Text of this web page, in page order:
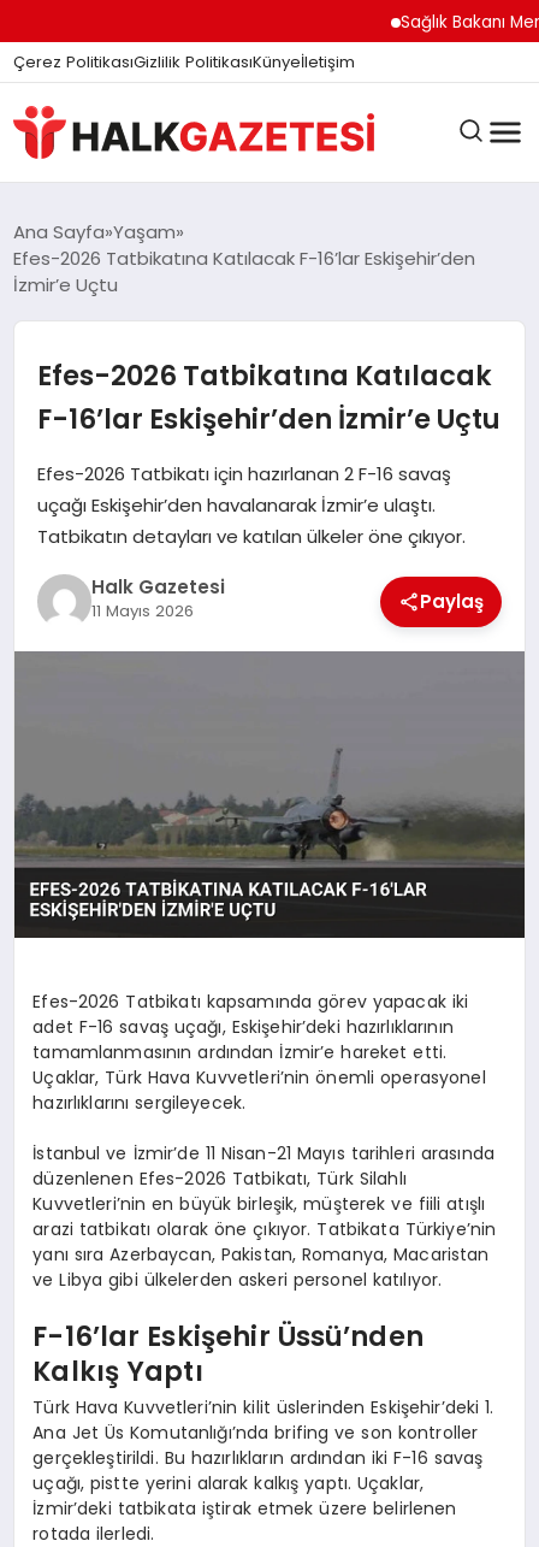
Sağlık Bakanı
Çerez PolitikasıGizlilik PolitikasıKünyeİletişim
DÜNYA
EĞITIM
EKONOMI
GÜNDEM
MAGAZIN
SPOR
TEKNOLOJI
YAŞAM
Ana Sayfa Yaşam
Efes-2026 Tatbikatına Katılacak F-16’lar Eskişehir’den
İzmir’e Uçtu
Efes-2026 Tatbikatına Katılacak
F-16’lar Eskişehir’den İzmir’e Uçtu
Efes-2026 Tatbikatı için hazırlanan 2 F-16 savaş
uçağı Eskişehir’den havalanarak İzmir’e ulaştı.
Tatbikatın detayları ve katılan ülkeler öne çıkıyor.
Halk Gazetesi
11 Mayıs 2026 Paylaş
Efes-2026 Tatbikatı kapsamında görev yapacak iki
adet F-16 savaş uçağı, Eskişehir’deki hazırlıklarının
tamamlanmasının ardından İzmir’e hareket etti.
Uçaklar, Türk Hava Kuvvetleri’nin önemli operasyonel
hazırlıklarını sergileyecek.
İstanbul ve İzmir’de 11 Nisan-21 Mayıs tarihleri arasında
düzenlenen Efes-2026 Tatbikatı, Türk Silahlı
Kuvvetleri’nin en büyük birleşik, müşterek ve fiili atışlı
arazi tatbikatı olarak öne çıkıyor. Tatbikata Türkiye’nin
yanı sıra Azerbaycan, Pakistan, Romanya, Macaristan
ve Libya gibi ülkelerden askeri personel katılıyor.
F-16’lar Eskişehir Üssü’nden
Kalkış Yaptı
Türk Hava Kuvvetleri’nin kilit üslerinden Eskişehir’deki 1.
Ana Jet Üs Komutanlığı’nda brifing ve son kontroller
gerçekleştirildi. Bu hazırlıkların ardından iki F-16 savaş
uçağı, pistte yerini alarak kalkış yaptı. Uçaklar,
İzmir’deki tatbikata iştirak etmek üzere belirlenen
rotada ilerledi.